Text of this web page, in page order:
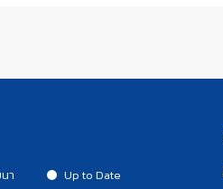
า
Up to Date